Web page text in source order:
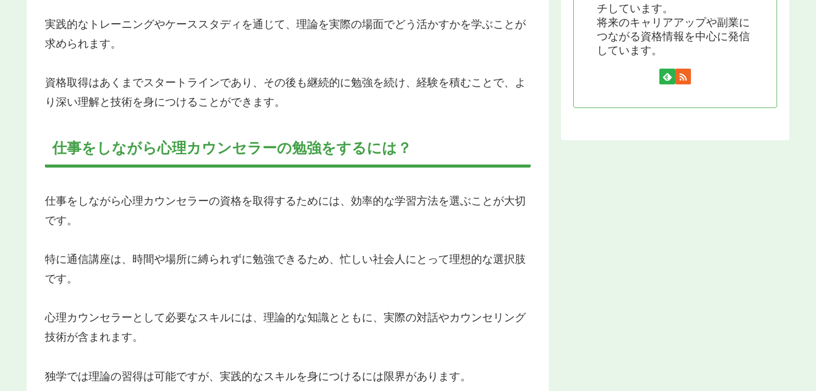
実践的なトレーニングやケーススタディを通じて、理論を実際の場面でどう活かすかを学ぶことが
求められます。
資格取得はあくまでスタートラインであり、その後も継続的に勉強を続け、経験を積むことで、よ
り深い理解と技術を身につけることができます。
仕事をしながら心理カウンセラーの勉強をするには？
仕事をしながら心理カウンセラーの資格を取得するためには、効率的な学習方法を選ぶことが大切
です。
特に通信講座は、時間や場所に縛られずに勉強できるため、忙しい社会人にとって理想的な選択肢
です。
心理カウンセラーとして必要なスキルには、理論的な知識とともに、実際の対話やカウンセリング
技術が含まれます。
独学では理論の習得は可能ですが、実践的なスキルを身につけるには限界があります。
チしています。
将来のキャリアアップや副業に
つながる資格情報を中心に発信
しています。